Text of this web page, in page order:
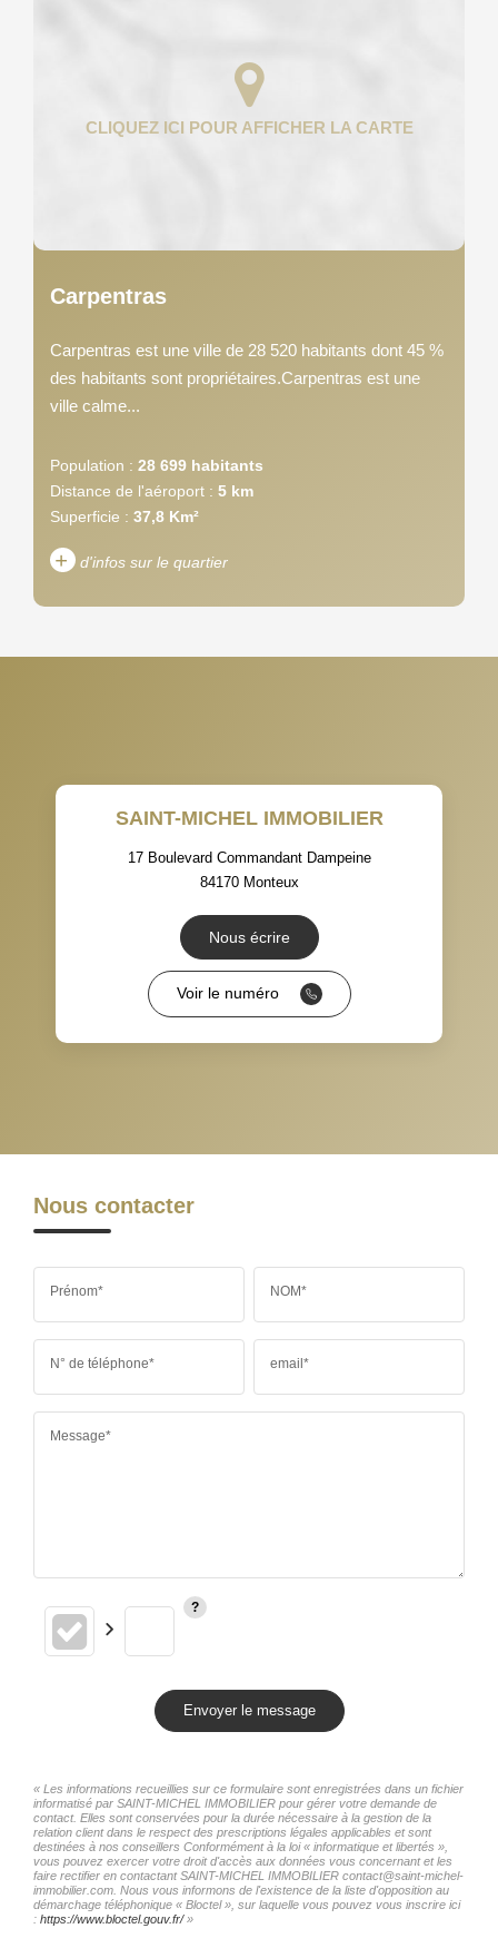
Carpentras
Carpentras est une ville de 28 520 habitants dont 45 %
des habitants sont propriétaires.Carpentras est une
ville calme...
Population : 28 699 habitants
Distance de l'aéroport : 5 km
Superficie : 37,8 Km²
+ d'infos sur le quartier
TAXE FONCIÈRE
PART DES MÉNAGES SANS
VOITURE
RÉSULTATS DES LYCÉES ECOLES ET CRÈCHES
RESTAURANTS ET CAFÉS COMMERCES
SAINT-MICHEL IMMOBILIER
17 Boulevard Commandant Dampeine
84170 Monteux
Nous écrire
Voir le numéro
Nous contacter
Prénom* NOM*
N° de téléphone* email*
Message*
Envoyer le message
« Les informations recueillies sur ce formulaire sont enregistrées dans un fichier
informatisé par SAINT-MICHEL IMMOBILIER pour gérer votre demande de
contact. Elles sont conservées pour la durée nécessaire à la gestion de la
relation client dans le respect des prescriptions légales applicables et sont
destinées à nos conseillers Conformément à la loi « informatique et libertés »,
vous pouvez exercer votre droit d'accès aux données vous concernant et les
faire rectifier en contactant SAINT-MICHEL IMMOBILIER contact@saint-michel-
immobilier.com. Nous vous informons de l'existence de la liste d'opposition au
démarchage téléphonique « Bloctel », sur laquelle vous pouvez vous inscrire ici
: https://www.bloctel.gouv.fr/»